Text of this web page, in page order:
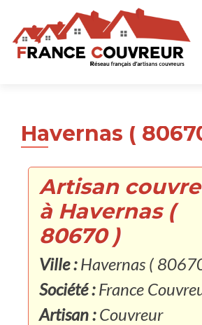
Havernas (
Artisan
à Havernas (
80670 )
Ville :Havernas (
Société :France
Artisan :Couvreur